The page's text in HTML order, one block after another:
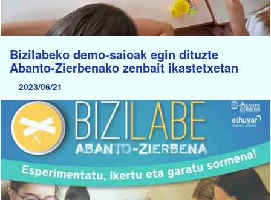
Bizilabeko demo-saioak egin dituzte
Abanto-Zierbenako zenbait ikastetxetan
2023/06/21